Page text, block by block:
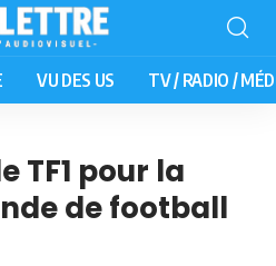
VU DES US TV / RADIO /
TF1 pour la
de football